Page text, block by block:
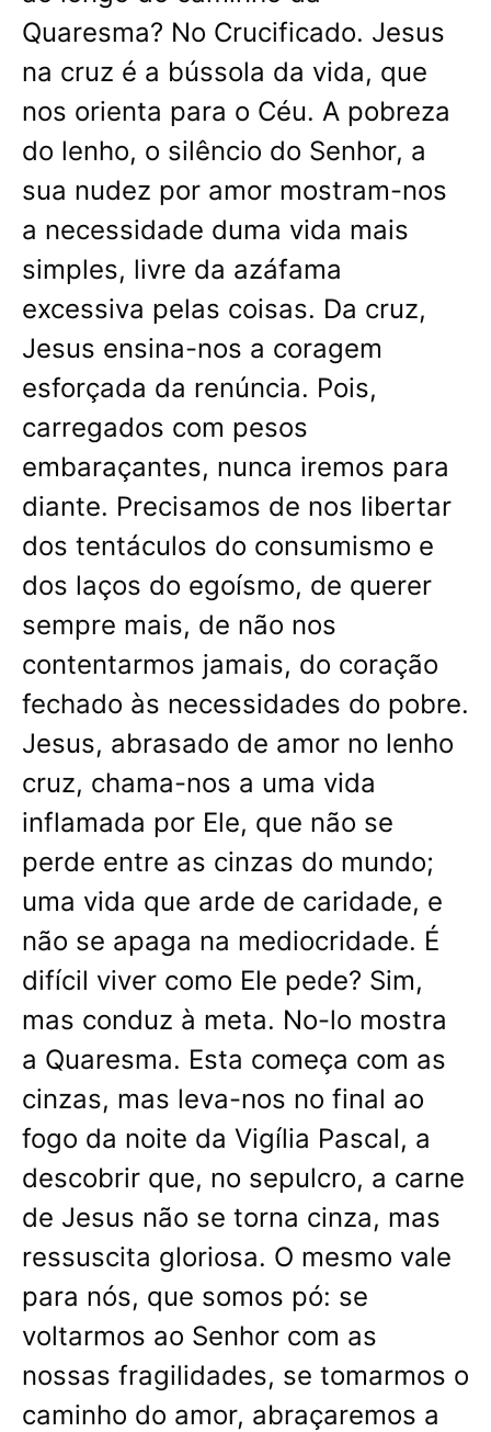
Quaresma? No Crucificado. Jesus
na cruz é a bússola da vida, que
nos orienta para o Céu. A pobreza
do lenho, o silêncio do Senhor, a
sua nudez por amor mostram-nos
a necessidade duma vida mais
simples, livre da azáfama
excessiva pelas coisas. Da cruz,
Jesus ensina-nos a coragem
esforçada da renúncia. Pois,
carregados com pesos
embaraçantes, nunca iremos para
diante. Precisamos de nos libertar
dos tentáculos do consumismo e
dos laços do egoísmo, de querer
sempre mais, de não nos
contentarmos jamais, do coração
fechado às necessidades do pobre.
Jesus, abrasado de amor no lenho
cruz, chama-nos a uma vida
inflamada por Ele, que não se
perde entre as cinzas do mundo;
uma vida que arde de caridade, e
não se apaga na mediocridade. É
difícil viver como Ele pede? Sim,
mas conduz à meta. No-lo mostra
a Quaresma. Esta começa com as
cinzas, mas leva-nos no final ao
fogo da noite da Vigília Pascal, a
descobrir que, no sepulcro, a carne
de Jesus não se torna cinza, mas
ressuscita gloriosa. O mesmo vale
para nós, que somos pó: se
voltarmos ao Senhor com as
nossas fragilidades, se tomarmos o
caminho do amor, abraçaremos a